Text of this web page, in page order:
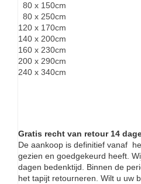
80 x 150cm
80 x 250cm
120 x 170cm
140 x 200cm
160 x 230cm
200 x 290cm
240 x 340cm
Gratis recht van retour 14
De aankoop is definitief vanaf
gezien en goedgekeurd heeft.
dagen bedenktijd. Binnen de
het tapijt retourneren. Wilt u uw